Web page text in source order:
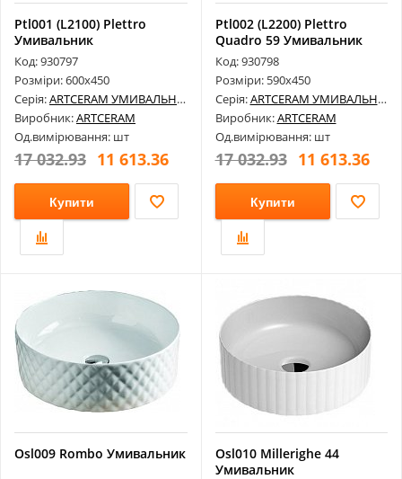
Ptl001 (L2100) Plettro
Умивальник
Код: 930797
Розміри: 600х450
Серія:ARTCERAM УМИВАЛЬНИКИ
Виробник:ARTCERAM
Од.вимірювання: шт
17 032.93 11 613.36
Купити
Ptl002 (L2200) Plettro
Quadro 59 Умивальник
Код: 930798
Розміри: 590х450
Серія:ARTCERAM УМИВАЛЬНИКИ
Виробник:ARTCERAM
Од.вимірювання: шт
17 032.93 11 613.36
Купити
Osl009 Rombo Умивальник
Osl010 Millerighe 44
Умивальник